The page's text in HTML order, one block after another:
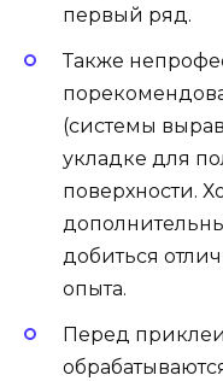
первый ряд.
Также
(системы
укладке для
поверхности.
добиться
опыта.
Перед